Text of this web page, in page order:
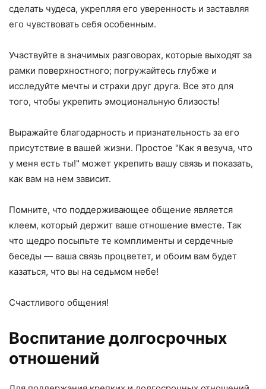
сделать чудеса, укрепляя его уверенность и заставляя
его чувствовать себя особенным.
Участвуйте в значимых разговорах, которые выходят за
рамки поверхностного; погружайтесь глубже и
исследуйте мечты и страхи друг друга. Все это для
того, чтобы укрепить эмоциональную близость!
Выражайте благодарность и признательность за его
присутствие в вашей жизни. Простое "Как я везуча, что
у меня есть ты!" может укрепить вашу связь и показать,
как вам на нем зависит.
Помните, что поддерживающее общение является
клеем, который держит ваше отношение вместе. Так
что щедро посыпьте те комплименты и сердечные
беседы — ваша связь процветет, и обоим вам будет
казаться, что вы на седьмом небе!
Счастливого общения!
Воспитание долгосрочных
отношений